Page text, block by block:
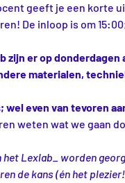
geeft je een korte
De inloop is om
zijn er op
materialen,
wel even van tevoren
weten wat we gaan
het Lexlab_ worden
de kans (én het